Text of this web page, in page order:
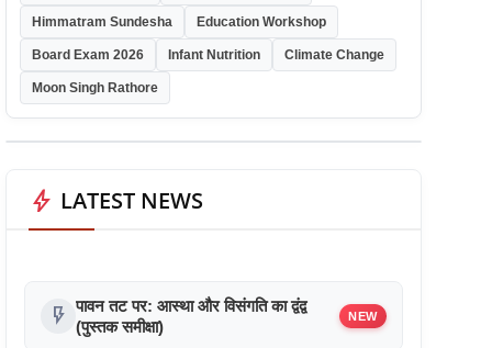
Himmatram Sundesha Education Workshop
Board Exam 2026 Infant Nutrition Climate Change
Moon Singh Rathore
bolt LATEST NEWS
flash_on पावन तट पर: आस्था और विसंगति का द्वंद्व
(पुस्तक समीक्षा)
NEW